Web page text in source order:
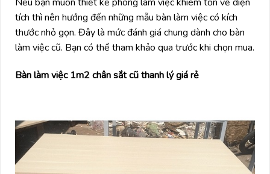
tích thì nên hướng đến những mẫu bàn làm việc có kích
thước nhỏ gọn. Đây là mức đánh giá chung dành cho bàn
làm việc cũ. Bạn có thể tham khảo qua trước khi chọn mua.
Bàn làm việc 1m2 chân sắt cũ thanh lý giá rẻ